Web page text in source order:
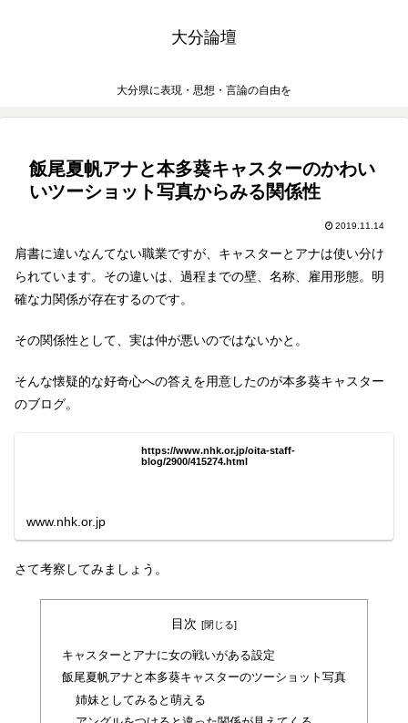
大分論壇
大分県に表現・思想・言論の自由を
飯尾夏帆アナと本多葵キャスターのかわい
いツーショット写真からみる関係性
2019.11.14
肩書に違いなんてない職業ですが、キャスターとアナは使い分け
られています。その違いは、過程までの壁、名称、雇用形態。明
確な力関係が存在するのです。
その関係性として、実は仲が悪いのではないかと。
そんな懐疑的な好奇心への答えを用意したのが本多葵キャスター
のブログ。
https://www.nhk.or.jp/oita-staff-
blog/2900/415274.html
www.nhk.or.jp
さて考察してみましょう。
目次
キャスターとアナに女の戦いがある設定
飯尾夏帆アナと本多葵キャスターのツーショット写真
姉妹としてみると萌える